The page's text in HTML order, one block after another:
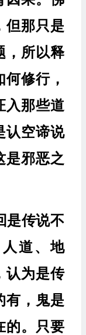
但那只是
，所以释
修行，
入那些道
认空谛说
是邪恶之
是传说不
道、地
认为是传
有，鬼是
的。只要